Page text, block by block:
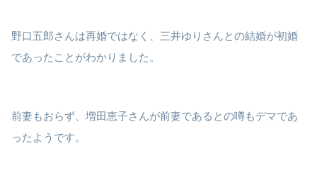
野口五郎さんは再婚ではなく、三井ゆりさんとの結婚が初婚
であったことがわかりました。
前妻もおらず、増田恵子さんが前妻であるとの噂もデマであ
ったようです。